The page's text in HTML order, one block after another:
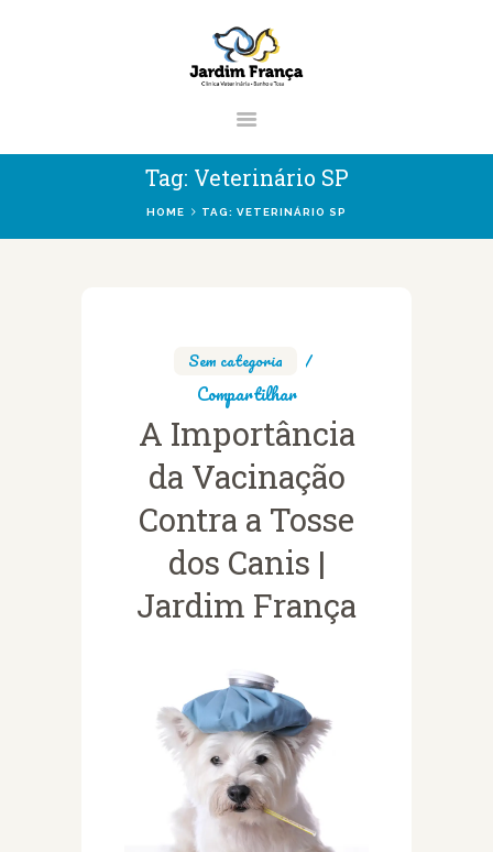
Tag: Veterinário SP
HOME TAG: VETERINÁRIO SP
CLÍNICA VETERINÁRIA JARDIM
FRANÇA | ZONA NORTE DE SÃO
PAULO
São Paulo
VETERINÁRIOS
SERVIÇOS
BLOG
Sem categoria
Compartilhar
A Importância
da Vacinação
Contra a Tosse
dos Canis |
Jardim França